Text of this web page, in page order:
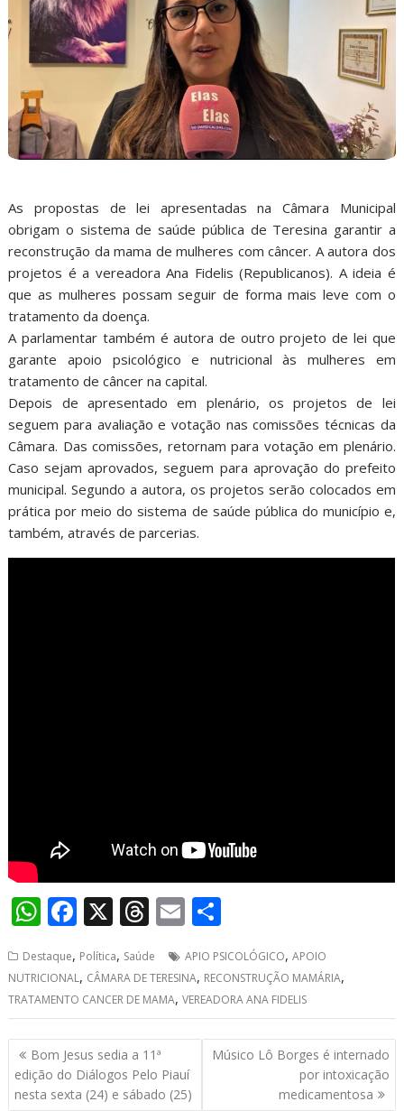
As propostas de lei apresentadas na Câmara Municipal
obrigam o sistema de saúde pública de Teresina garantir a
reconstrução da mama de mulheres com câncer. A autora dos
projetos é a vereadora Ana Fidelis (Republicanos). A ideia é
que as mulheres possam seguir de forma mais leve com o
tratamento da doença.
A parlamentar também é autora de outro projeto de lei que
garante apoio psicológico e nutricional às mulheres em
tratamento de câncer na capital.
Depois de apresentado em plenário, os projetos de lei
seguem para avaliação e votação nas comissões técnicas da
Câmara. Das comissões, retornam para votação em plenário.
Caso sejam aprovados, seguem para aprovação do prefeito
municipal. Segundo a autora, os projetos serão colocados em
prática por meio do sistema de saúde pública do município e,
também, através de parcerias.
W
h
at
s
A
p
p
F
ac
e
b
o
o
k
X T
h
re
a
d
s
E
m
ai
l
ar
e
Destaque, Política, Saúde APIO PSICOLÓGICO,APOIO
NUTRICIONAL, CÂMARA DE TERESINA, RECONSTRUÇÃO MAMÁRIA,
TRATAMENTO CANCER DE MAMA,VEREADORA ANA FIDELIS
Navegação
de
Post
Bom Jesus sedia a 11ª
edição do Diálogos Pelo Piauí
nesta sexta (24) e sábado (25)
Músico Lô Borges é internado
por intoxicação
medicamentosa